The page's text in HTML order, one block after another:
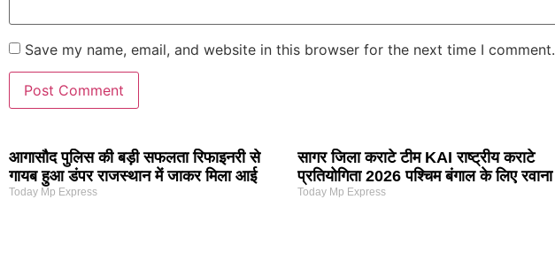
Save my name, email, and website in this browser for the next time I comment.
आगासौद पुलिस की बड़ी सफलता रिफाइनरी से
गायब हुआ डंपर राजस्थान में जाकर मिला आई
Today Mp Express
सागर जिला कराटे टीम KAI राष्ट्रीय कराटे
प्रतियोगिता 2026 पश्चिम बंगाल के लिए रवाना
Today Mp Express